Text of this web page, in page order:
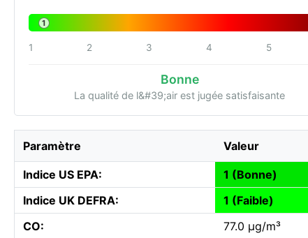
1
1 2 3 4 5
Bonne
La qualité de l&#39;air est jugée satisfaisante
Paramètre Valeur
Indice US EPA:
1 (Bonne)
Indice UK DEFRA:
1 (Faible)
CO:
77.0 µg/m³